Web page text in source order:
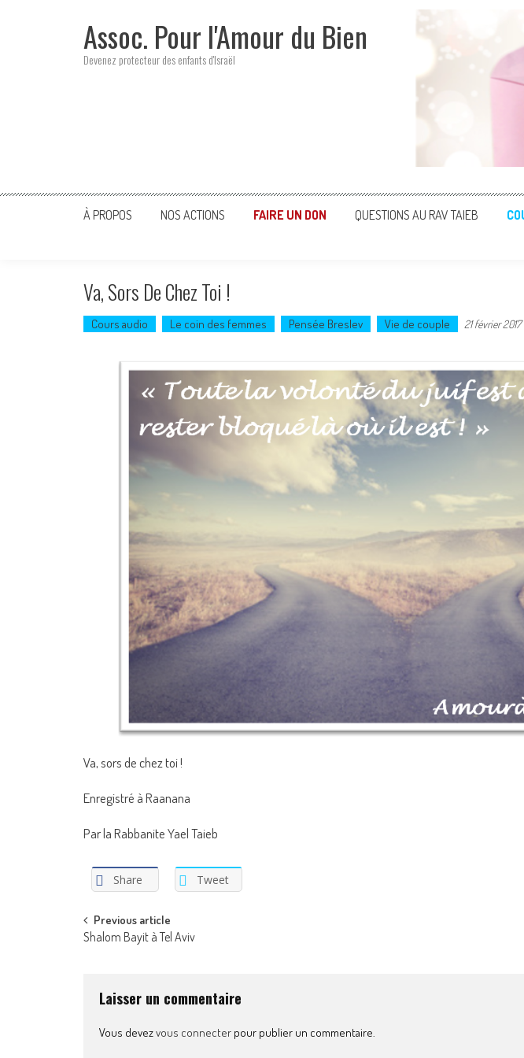
Assoc. Pour l'Amour du Bien
Devenez protecteur des enfants d'Israël
À PROPOS NOS ACTIONS FAIRE UN DON QUESTIONS AU RAV TAIEB
Va, Sors De Chez Toi !
Cours audio Le coin des femmes Pensée Breslev Vie de couple 21 février 2017
Va, sors de chez toi !
Enregistré à Raanana
Par la Rabbanite Yael Taieb
Share Tweet
Post
Previous article
Shalom Bayit à Tel Aviv
Laisser un commentaire
Vous devezvous connecter pour publier un commentaire.